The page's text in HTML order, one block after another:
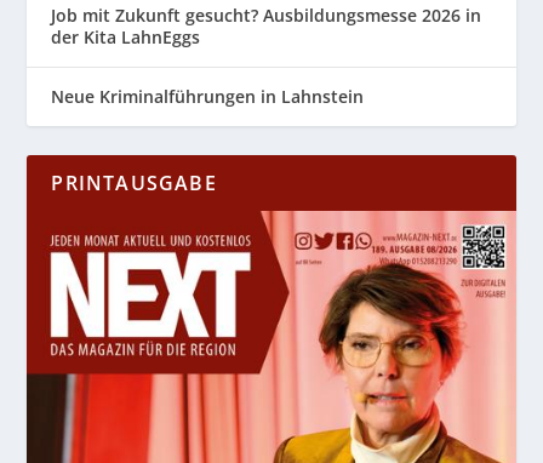
Job mit Zukunft gesucht? Ausbildungsmesse 2026 in
der Kita LahnEggs
Neue Kriminalführungen in Lahnstein
PRINTAUSGABE